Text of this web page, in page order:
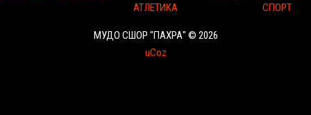
АТЛЕТИКА
СПОРТ
МУДО СШОР "ПАХРА" © 2026
uCoz